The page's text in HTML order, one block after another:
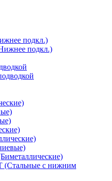
подкл.)
подкл.)
(Стальные с нижним